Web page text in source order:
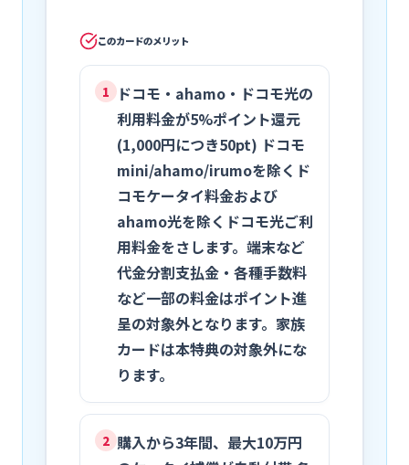
このカードのメリット
1
ドコモ・ahamo・ドコモ光の
利用料金が5%ポイント還元
(1,000円につき50pt) ドコモ
mini/ahamo/irumoを除くド
コモケータイ料金および
ahamo光を除くドコモ光ご利
用料金をさします。端末など
代金分割支払金・各種手数料
など一部の料金はポイント進
呈の対象外となります。家族
カードは本特典の対象外にな
ります。
2 購入から3年間、最大10万円